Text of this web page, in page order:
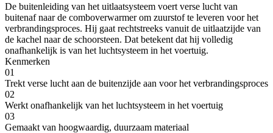
De buitenleiding van het uitlaatsysteem voert verse lucht van
buitenaf naar de comboverwarmer om zuurstof te leveren voor het
verbrandingsproces. Hij gaat rechtstreeks vanuit de uitlaatzijde van
de kachel naar de schoorsteen. Dat betekent dat hij volledig
onafhankelijk is van het luchtsysteem in het voertuig.
Kenmerken
01
Trekt verse lucht aan de buitenzijde aan voor het verbrandingsproces
02
Werkt onafhankelijk van het luchtsysteem in het voertuig
03
Gemaakt van hoogwaardig, duurzaam materiaal